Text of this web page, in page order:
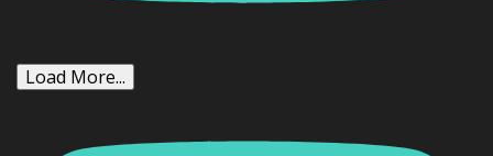
Load More...